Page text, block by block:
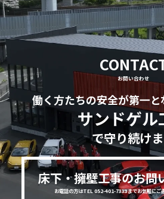
お問い合わせ
働く方たちの安全が第一
サンドゲル
で守り続け
床下・擁壁工事のお問
お電話の方はTEL 052-401-7333までお気軽にご